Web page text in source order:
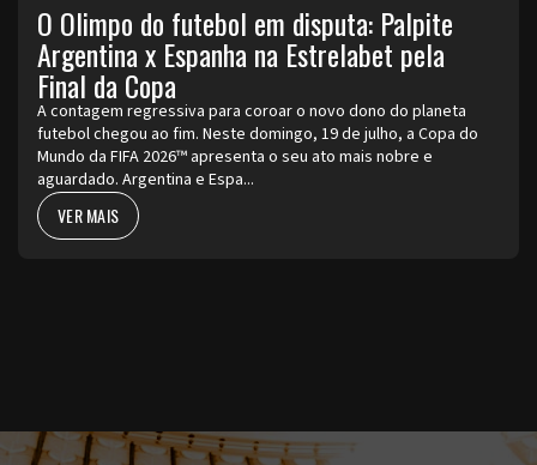
O Olimpo do futebol em disputa: Palpite
Argentina x Espanha na Estrelabet pela
Final da Copa
A contagem regressiva para coroar o novo dono do planeta
futebol chegou ao fim. Neste domingo, 19 de julho, a Copa do
Mundo da FIFA 2026™ apresenta o seu ato mais nobre e
aguardado. Argentina e Espa...
VER MAIS